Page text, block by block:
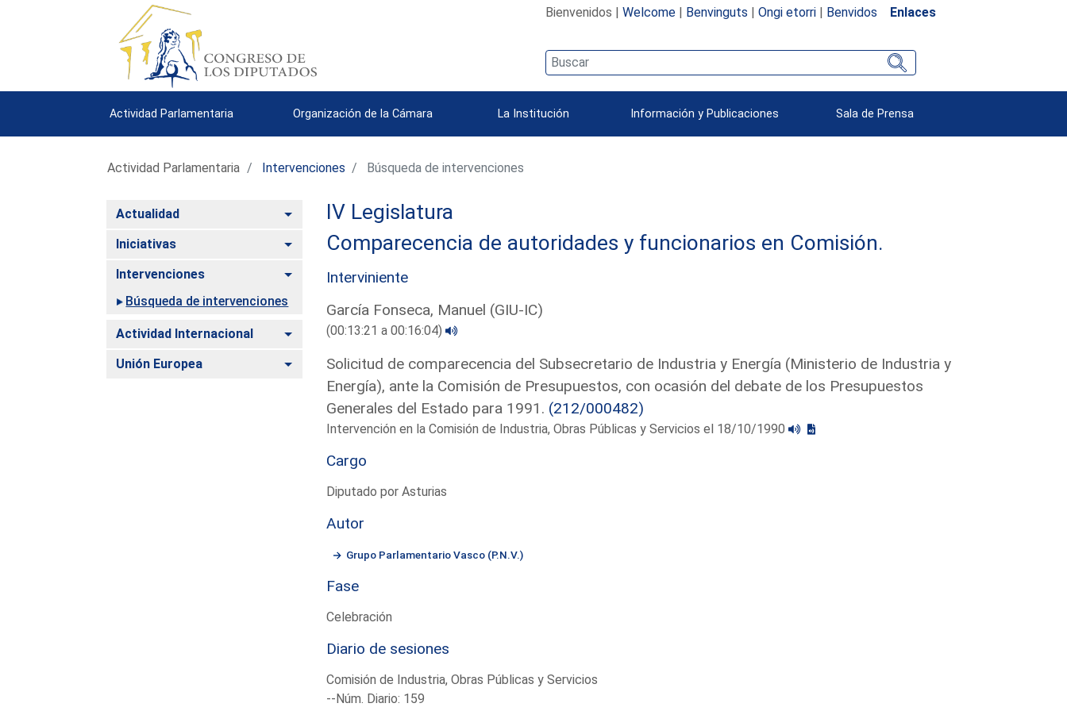
Bienvenidos | Welcome| Benvinguts | Ongi etorri| Benvidos Enlaces
Actividad Parlamentaria Organización de la Cámara La Institución Información y Publicaciones Sala de Prensa
Actividad Parlamentaria Intervenciones Búsqueda de intervenciones
Actualidad Alternar
Iniciativas Alternar
Intervenciones
Alternar
Búsqueda de intervenciones
Actividad Internacional Alternar
Unión Europea Alternar
IV Legislatura
Comparecencia de autoridades y funcionarios en Comisión.
Interviniente
García Fonseca, Manuel (GIU-IC)
(00:13:21 a 00:16:04)
Solicitud de comparecencia del Subsecretario de Industria y Energía (Ministerio de Industria y
Energía), ante la Comisión de Presupuestos, con ocasión del debate de los Presupuestos
Generales del Estado para 1991. (212/000482)
Intervención en la Comisión de Industria, Obras Públicas y Servicios el 18/10/1990
Cargo
Diputado por Asturias
Autor
Grupo Parlamentario Vasco (P.N.V.)
Fase
Celebración
Diario de sesiones
Comisión de Industria, Obras Públicas y Servicios
--Núm. Diario: 159